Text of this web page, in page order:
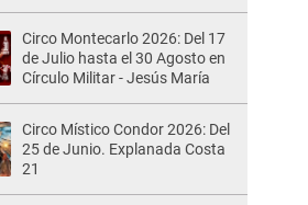
Circo Montecarlo 2026: Del 17
de Julio hasta el 30 Agosto en
Círculo Militar - Jesús María
Circo Místico Condor 2026: Del
25 de Junio. Explanada Costa
21